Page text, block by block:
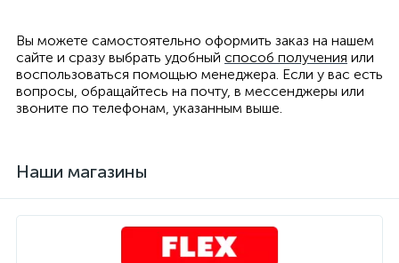
Вы можете самостоятельно оформить заказ на нашем
сайте и сразу выбрать удобный способ получения или
воспользоваться помощью менеджера. Если у вас есть
вопросы, обращайтесь на почту, в мессенджеры или
звоните по телефонам, указанным выше.
Наши магазины